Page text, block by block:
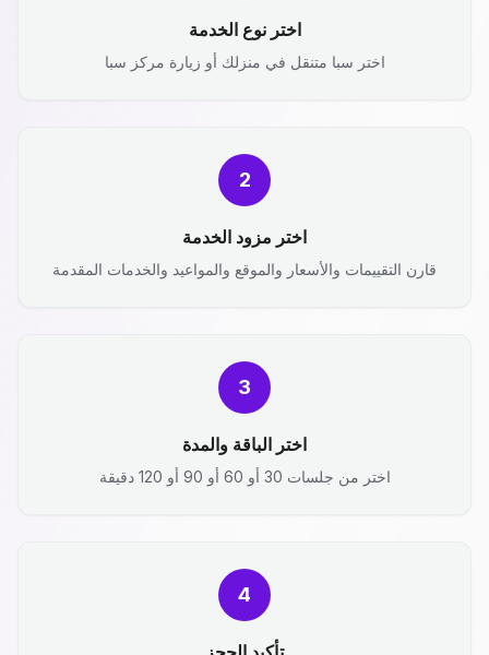
اختر نوع الخدمة
اختر سبا متنقل في منزلك أو زيارة مركز سبا
2
اختر مزود الخدمة
قارن التقييمات والأسعار والموقع والمواعيد والخدمات المقدمة
3
اختر الباقة والمدة
اختر من جلسات 30 أو 60 أو 90 أو 120 دقيقة
4